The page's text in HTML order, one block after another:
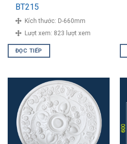
BT215
Kích thước: D-660mm
Lượt xem: 823 lượt xem
ĐỌC TIẾP